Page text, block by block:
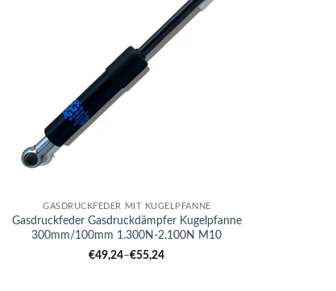
GASDRUCKFEDER MIT KUGELPFANNE
Gasdruckfeder Gasdruckdämpfer Kugelpfanne
300mm/100mm 1.300N-2.100N M10
€49,24–€55,24